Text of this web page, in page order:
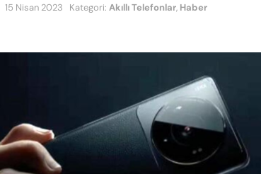
15 Nisan 2023 Kategori: Akıllı Telefonlar, Haber